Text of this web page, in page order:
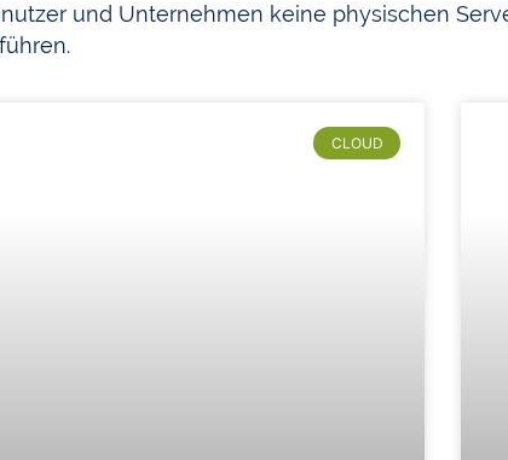
und Unternehmen keine physischen
CLOUD